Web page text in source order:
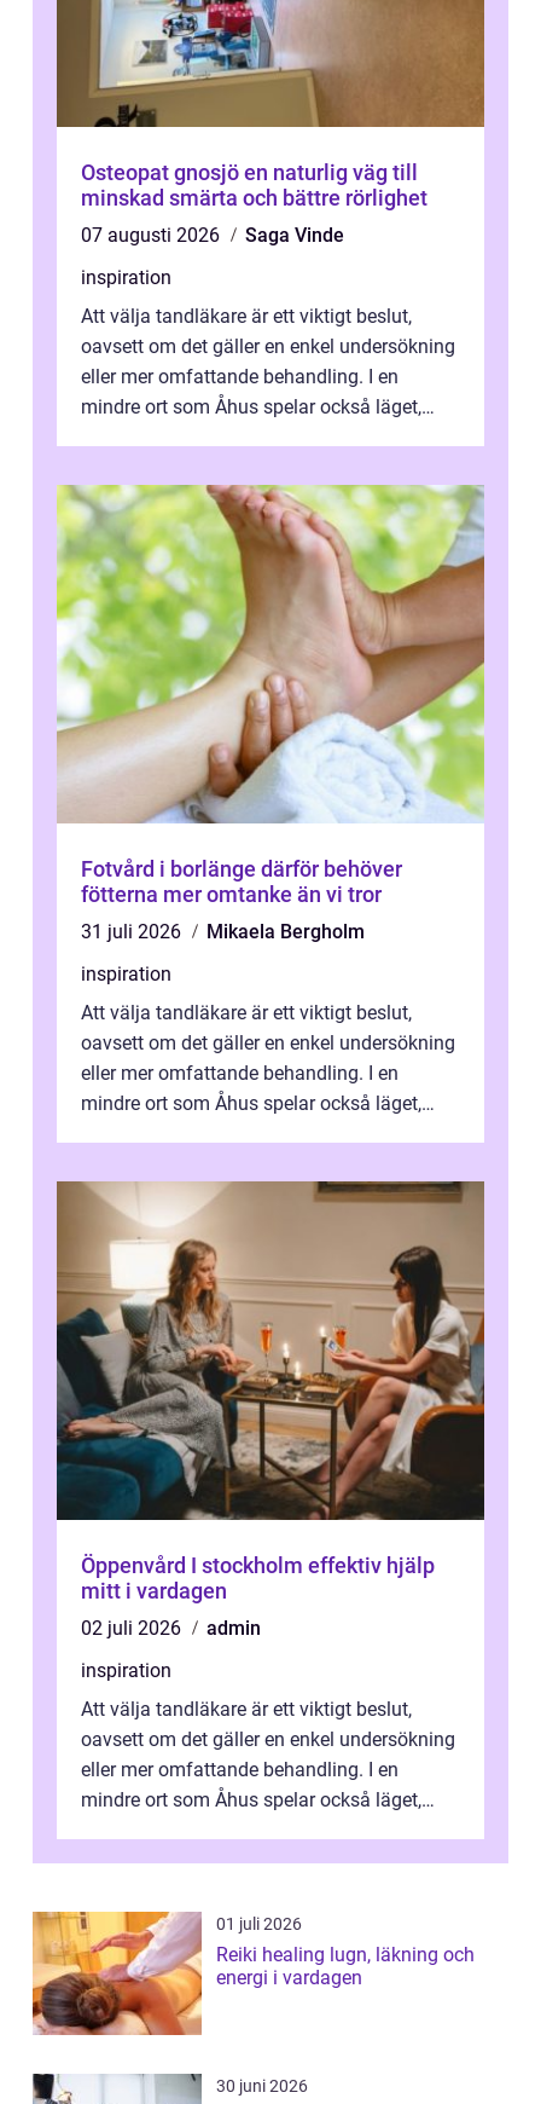
Osteopat gnosjö en naturlig väg till
minskad smärta och bättre rörlighet
07 augusti 2026
Saga Vinde
inspiration
Att välja tandläkare är ett viktigt beslut,
oavsett om det gäller en enkel undersökning
eller mer omfattande behandling. I en
mindre ort som Åhus spelar också läget,
Fotvård i borlänge därför behöver
fötterna mer omtanke än vi tror
31 juli 2026
Mikaela Bergholm
inspiration
Att välja tandläkare är ett viktigt beslut,
oavsett om det gäller en enkel undersökning
eller mer omfattande behandling. I en
mindre ort som Åhus spelar också läget,
Öppenvård I stockholm effektiv hjälp
mitt i vardagen
02 juli 2026
admin
inspiration
Att välja tandläkare är ett viktigt beslut,
oavsett om det gäller en enkel undersökning
eller mer omfattande behandling. I en
mindre ort som Åhus spelar också läget,
01 juli 2026
Reiki healing lugn, läkning och
energi i vardagen
30 juni 2026